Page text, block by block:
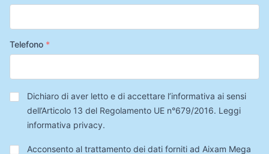
Telefono *
Privacy*
Dichiaro di aver letto e di accettare l’informativa ai sensi
dell’Articolo 13 del Regolamento UE n°679/2016. Leggi
informativa privacy.
Trattamento
Acconsento al trattamento dei dati forniti ad Aixam Mega